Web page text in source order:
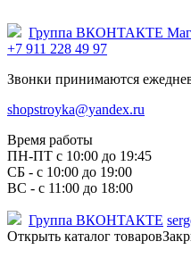
Группа ВКОНТАКТЕ
+7 911 228 49 97
Звонки принимаются
shopstroyka@yandex.ru
Время работы
ПН-ПТ c 10:00 до 19:45
СБ - с 10:00 до 19:00
ВС - с 11:00 до 18:00
Группа ВКОНТАКТЕ
Открыть каталог товаров